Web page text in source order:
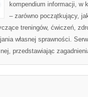
kompendium informacji, w
– zarówno początkujący,
treningów, ćwiczeń,
własnej sprawności.
przedstawiając